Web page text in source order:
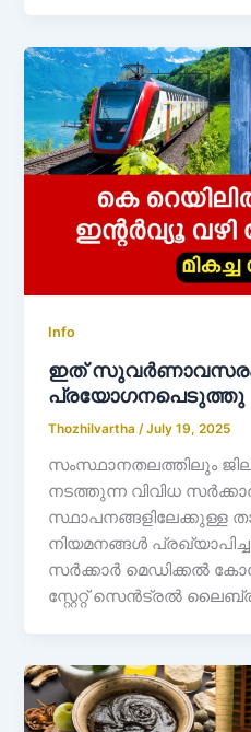
Info
ഇത്
പ്രയോഗനപെടുത്തു
Thozhilvartha/July 19, 2025
സംസ്ഥാനതലത്തിലും
നടത്തുന്ന വിവിധ
സ്ഥാപനങ്ങളിലേക്കുള്ള
നിയമനങ്ങൾ
സർക്കാർ മെഡിക്കൽ
സ്റ്റേറ്റ് സെൻട്രൽ